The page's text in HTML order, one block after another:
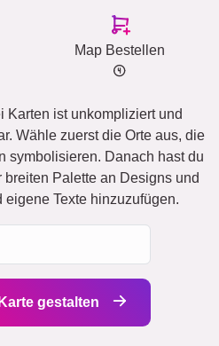
Map Bestellen
Karten ist unkompliziert und
Wähle zuerst die Orte aus, die
symbolisieren. Danach hast du
Palette an Designs und
eigene Texte hinzuzufügen.
gestalten